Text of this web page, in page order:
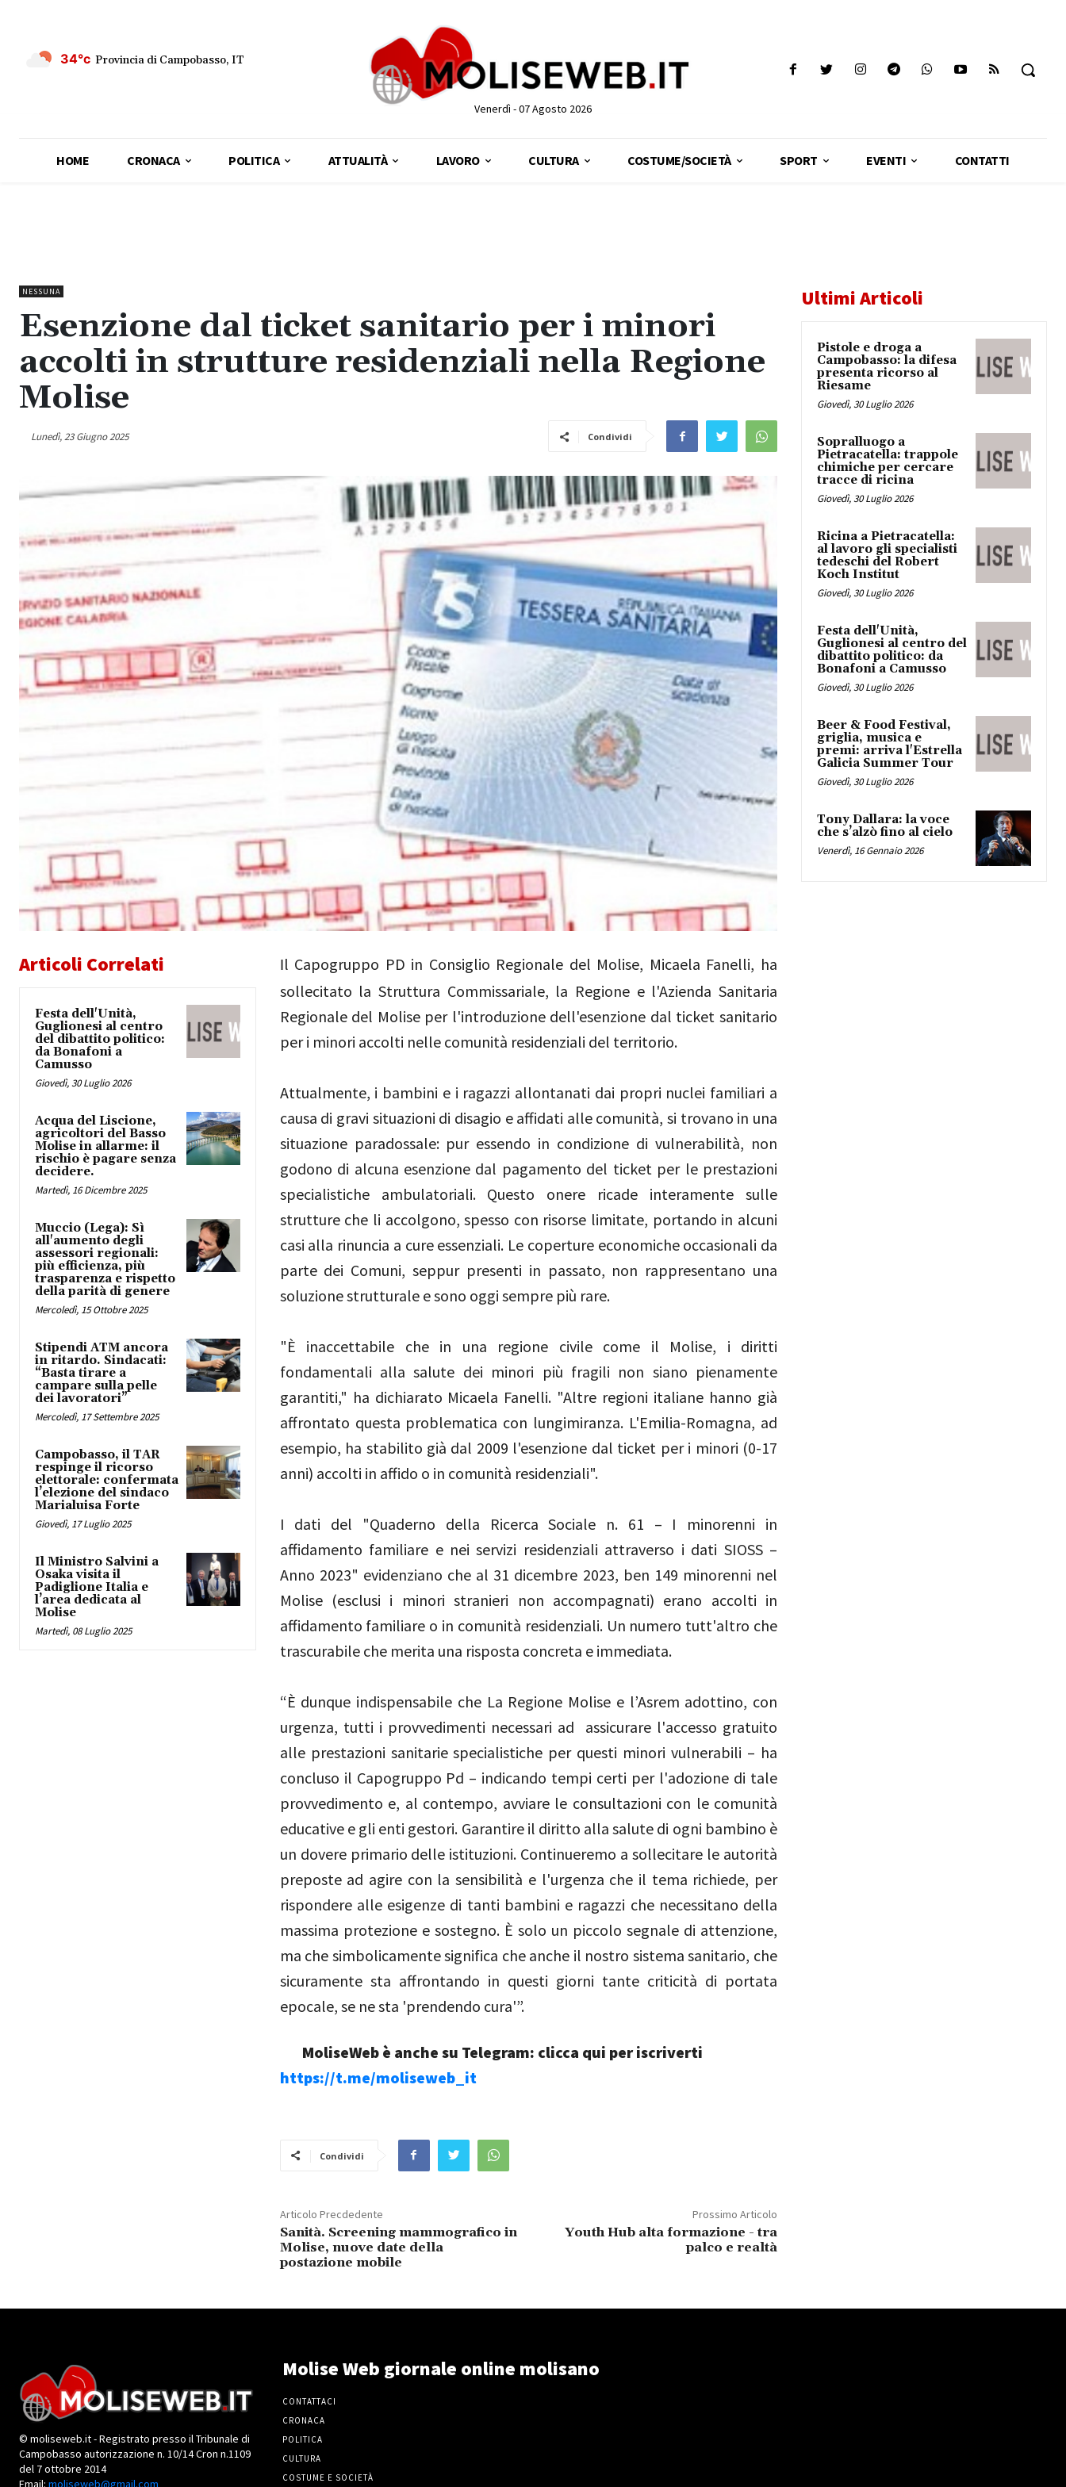
34°c Provincia di Campobasso, IT
Venerdì - 07 Agosto 2026
HOME CRONACA POLITICA ATTUALITÀ LAVORO CULTURA COSTUME/SOCIETÀ SPORT EVENTI CONTATTI
NESSUNA
Esenzione dal ticket sanitario per i minori
accolti in strutture residenziali nella Regione
Molise
Lunedì, 23 Giugno 2025 Condividi
Articoli Correlati
Festa dell'Unità,
Guglionesi al centro
del dibattito politico:
da Bonafoni a
Camusso
Giovedì, 30 Luglio 2026
Acqua del Liscione,
agricoltori del Basso
Molise in allarme: il
rischio è pagare senza
decidere.
Martedì, 16 Dicembre 2025
Muccio (Lega): Sì
all'aumento degli
assessori regionali:
più efficienza, più
trasparenza e rispetto
della parità di genere
Mercoledì, 15 Ottobre 2025
Stipendi ATM ancora
in ritardo. Sindacati:
“Basta tirare a
campare sulla pelle
dei lavoratori”
Mercoledì, 17 Settembre 2025
Campobasso, il TAR
respinge il ricorso
elettorale: confermata
l’elezione del sindaco
Marialuisa Forte
Giovedì, 17 Luglio 2025
Il Ministro Salvini a
Osaka visita il
Padiglione Italia e
l’area dedicata al
Molise
Martedì, 08 Luglio 2025
l Capogruppo PD in Consiglio Regionale del Molise, Micaela Fanelli, ha
sollecitato la Struttura Commissariale, la Regione e l'Azienda Sanitaria
Regionale del Molise per l'introduzione dell'esenzione dal ticket sanitario
per i minori accolti nelle comunità residenziali del territorio.
Attualmente, i bambini e i ragazzi allontanati dai propri nuclei familiari a
causa di gravi situazioni di disagio e affidati alle comunità, si trovano in una
situazione paradossale: pur essendo in condizione di vulnerabilità, non
godono di alcuna esenzione dal pagamento del ticket per le prestazioni
specialistiche ambulatoriali. Questo onere ricade interamente sulle
strutture che li accolgono, spesso con risorse limitate, portando in alcuni
casi alla rinuncia a cure essenziali. Le coperture economiche occasionali da
parte dei Comuni, seppur presenti in passato, non rappresentano una
soluzione strutturale e sono oggi sempre più rare.
"È inaccettabile che in una regione civile come il Molise, i diritti
fondamentali alla salute dei minori più fragili non siano pienamente
garantiti," ha dichiarato Micaela Fanelli. "Altre regioni italiane hanno già
affrontato questa problematica con lungimiranza. L'Emilia-Romagna, ad
esempio, ha stabilito già dal 2009 l'esenzione dal ticket per i minori (0-17
anni) accolti in affido o in comunità residenziali".
I dati del "Quaderno della Ricerca Sociale n. 61 – I minorenni in
affidamento familiare e nei servizi residenziali attraverso i dati SIOSS –
Anno 2023" evidenziano che al 31 dicembre 2023, ben 149 minorenni nel
Molise (esclusi i minori stranieri non accompagnati) erano accolti in
affidamento familiare o in comunità residenziali. Un numero tutt'altro che
trascurabile che merita una risposta concreta e immediata.
“È dunque indispensabile che La Regione Molise e l’Asrem adottino, con
urgenza, tutti i provvedimenti necessari ad assicurare l'accesso gratuito
alle prestazioni sanitarie specialistiche per questi minori vulnerabili – ha
concluso il Capogruppo Pd – indicando tempi certi per l'adozione di tale
provvedimento e, al contempo, avviare le consultazioni con le comunità
educative e gli enti gestori. Garantire il diritto alla salute di ogni bambino è
un dovere primario delle istituzioni. Continueremo a sollecitare le autorità
preposte ad agire con la sensibilità e l'urgenza che il tema richiede, per
rispondere alle esigenze di tanti bambini e ragazzi che necessitano della
massima protezione e sostegno. È solo un piccolo segnale di attenzione,
ma che simbolicamente significa che anche il nostro sistema sanitario, che
sicuramente sta affrontando in questi giorni tante criticità di portata
epocale, se ne sta 'prendendo cura'”.
MoliseWeb è anche su Telegram: clicca qui per iscriverti
https://t.me/moliseweb_it
Condividi
Articolo Precdedente
Sanità. Screening mammografico in
Molise, nuove date della
postazione mobile
Prossimo Articolo
Youth Hub alta formazione - tra
palco e realtà
Ultimi Articoli
Pistole e droga a
Campobasso: la difesa
presenta ricorso al
Riesame
Giovedì, 30 Luglio 2026
Sopralluogo a
Pietracatella: trappole
chimiche per cercare
tracce di ricina
Giovedì, 30 Luglio 2026
Ricina a Pietracatella:
al lavoro gli specialisti
tedeschi del Robert
Koch Institut
Giovedì, 30 Luglio 2026
Festa dell'Unità,
Guglionesi al centro del
dibattito politico: da
Bonafoni a Camusso
Giovedì, 30 Luglio 2026
Beer & Food Festival,
griglia, musica e
premi: arriva l'Estrella
Galicia Summer Tour
Giovedì, 30 Luglio 2026
Tony Dallara: la voce
che s’alzò fino al cielo
Venerdì, 16 Gennaio 2026
© moliseweb.it - Registrato presso il Tribunale di
Campobasso autorizzazione n. 10/14 Cron n.1109
del 7 ottobre 2014
Email: moliseweb@gmail.com
Molise Web giornale online molisano
CONTATTACI
CRONACA
POLITICA
CULTURA
COSTUME E SOCIETÀ